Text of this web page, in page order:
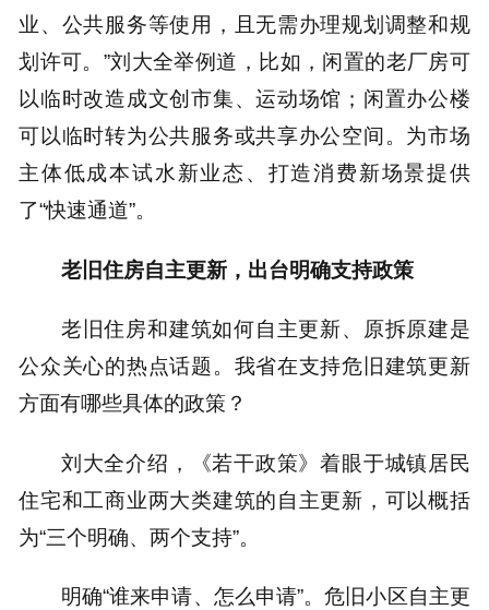
业、公共服务等使用，且无需办理规划调整和规
划许可。”刘大全举例道，比如，闲置的老厂房可
以临时改造成文创市集、运动场馆；闲置办公楼
可以临时转为公共服务或共享办公空间。为市场
主体低成本试水新业态、打造消费新场景提供
了“快速通道”。
老旧住房自主更新，出台明确支持政策
老旧住房和建筑如何自主更新、原拆原建是
公众关心的热点话题。我省在支持危旧建筑更新
方面有哪些具体的政策？
刘大全介绍，《若干政策》着眼于城镇居民
住宅和工商业两大类建筑的自主更新，可以概括
为“三个明确、两个支持”。
明确“谁来申请、怎么申请”。危旧小区自主更